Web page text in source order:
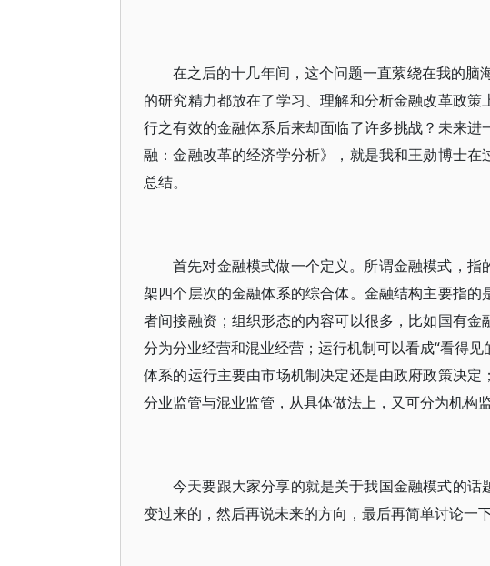
在之后的十几年间，这个问题一直萦绕在我的
的研究精力都放在了学习、理解和分析金融改革政
行之有效的金融体系后来却面临了许多挑战？未来
融：金融改革的经济学分析》，就是我和王勋博士
总结。
首先对金融模式做一个定义。所谓金融模式，
架四个层次的金融体系的综合体。金融结构主要指
者间接融资；组织形态的内容可以很多，比如国有
分为分业经营和混业经营；运行机制可以看成“看得
体系的运行主要由市场机制决定还是由政府政策决
分业监管与混业监管，从具体做法上，又可分为机构
今天要跟大家分享的就是关于我国金融模式的
变过来的，然后再说未来的方向，最后再简单讨论一